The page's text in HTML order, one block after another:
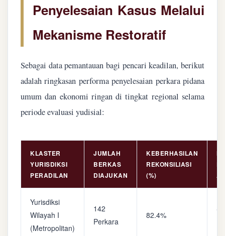
Penyelesaian Kasus Melalui
Mekanisme Restoratif
Sebagai data pemantauan bagi pencari keadilan, berikut
adalah ringkasan performa penyelesaian perkara pidana
umum dan ekonomi ringan di tingkat regional selama
periode evaluasi yudisial:
KLASTER
YURISDIKSI
PERADILAN
JUMLAH
BERKAS
DIAJUKAN
KEBERHASILAN
REKONSILIASI
(%)
Yurisdiksi
Wilayah I
(Metropolitan)
142
Perkara
82.4%